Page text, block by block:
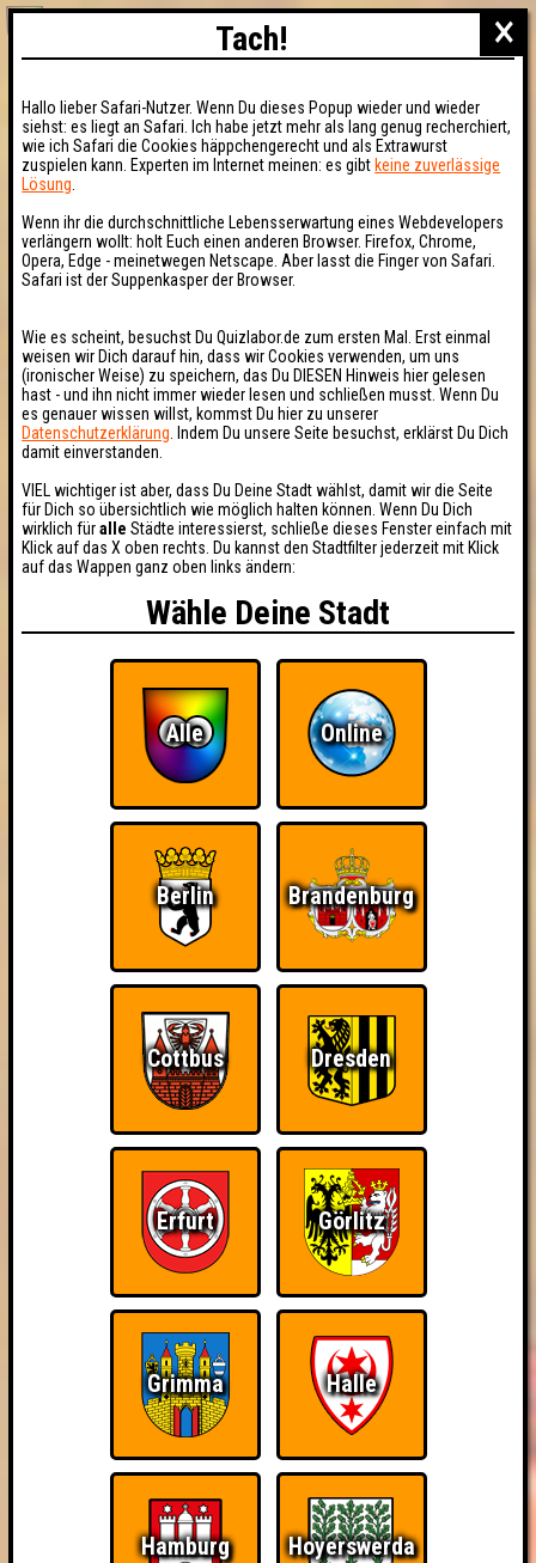
×
Tach!
Hallo lieber Safari-Nutzer. Wenn Du dieses Popup wieder und wieder
siehst: es liegt an Safari. Ich habe jetzt mehr als lang genug recherchiert,
wie ich Safari die Cookies häppchengerecht und als Extrawurst
zuspielen kann. Experten im Internet meinen: es gibt keine zuverlässige
Lösung
Wenn ihr die durchschnittliche Lebensserwartung eines Webdevelopers
verlängern wollt: holt Euch einen anderen Browser. Firefox, Chrome,
Opera, Edge - meinetwegen Netscape. Aber lasst die Finger von Safari.
Safari ist der Suppenkasper der Browser.
Wie es scheint, besuchst Du Quizlabor.de zum ersten Mal. Erst einmal
weisen wir Dich darauf hin, dass wir Cookies verwenden, um uns
(ironischer Weise) zu speichern, das Du DIESEN Hinweis hier gelesen
hast - und ihn nicht immer wieder lesen und schließen musst. Wenn Du
es genauer wissen willst, kommst Du hier zu unserer
Datenschutzerklärung . Indem Du unsere Seite besuchst, erklärst Du Dich
damit einverstanden.
VIEL wichtiger ist aber, dass Du Deine Stadt wählst, damit wir die Seite
für Dich so übersichtlich wie möglich halten können. Wenn Du Dich
wirklich füralle Städte interessierst, schließe dieses Fenster einfach mit
Klick auf das X oben rechts. Du kannst den Stadtfilter jederzeit mit Klick
auf das Wappen ganz oben links ändern:
Wähle Deine Stadt
Alle Online
Berlin Brandenburg
Cottbus Dresden
Erfurt Görlitz
Grimma Halle
Hamburg Hoyerswerda